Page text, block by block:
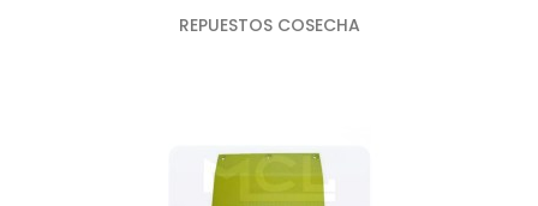
REPUESTOS COSECHA